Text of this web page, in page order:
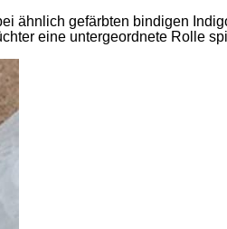
ähnlich gefärbten bindigen
eine untergeordnete Rolle